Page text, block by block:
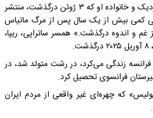
در بیانیه‌ای که از سوی دوستان نزدیک و خانواده او که ۳ ژوئن درگذشت، منتشر
کمی بیش از یک سال پس از مرگ ماتیاس
و اندوه درگذشت.» همسر ساتراپی، ریپا،
که از اوایل دهه ۱۹۹۰ در فرانسه زندگی می‌کرد، در رشت متولد شد، در
فرانسوی تحصیل کرد.
که چهره‌ای غیر واقعی از مردم ایران